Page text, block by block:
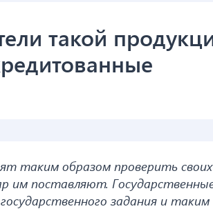
такой
таким образом проверить своих
им поставляют.
задания и таким